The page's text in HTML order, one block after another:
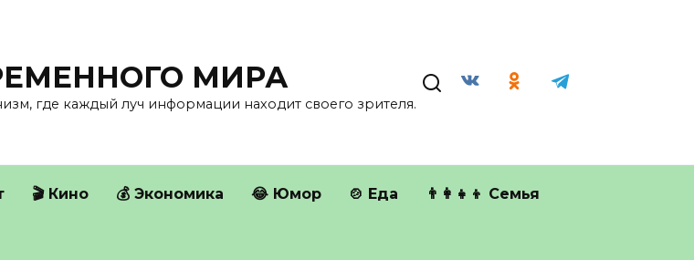
МИРА
где каждый луч информации находит своего зрителя.
🎬 Кино 💰 Экономика 😂 Юмор 🍲 Еда 👨‍👩‍👧‍👦 Семья